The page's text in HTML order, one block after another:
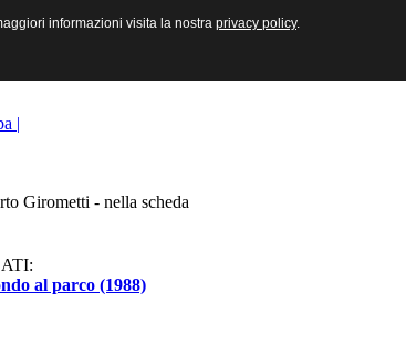
|
Girometti - nella scheda
al parco (1988)
informazioni visita la nostra privacy policy.
informazioni visita la nostra privacy policy.